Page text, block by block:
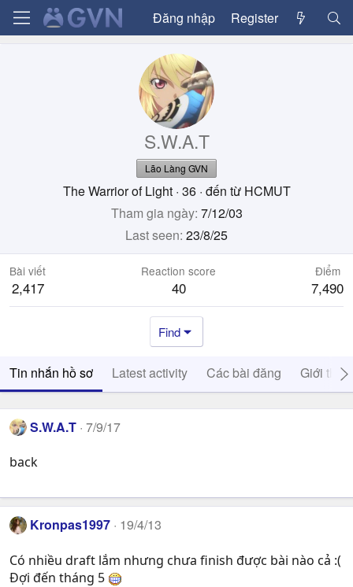
Đăng nhập Register
S.W.A.T
Lão Làng GVN
The Warrior of Light · 36 · đến từ HCMUT
Tham gia ngày 7/12/03
Last seen 23/8/25
Bài viết
2,417
Reaction score
40
Điểm
7,490
Find
Tin nhắn hồ sơ Latest activity Các bài đăng Giới thiệu
S.W.A.T 7/9/17
back
Kronpas1997 19/4/13
Có nhiều draft lắm nhưng chưa finish được bài nào cả :(
Đợi đến tháng 5